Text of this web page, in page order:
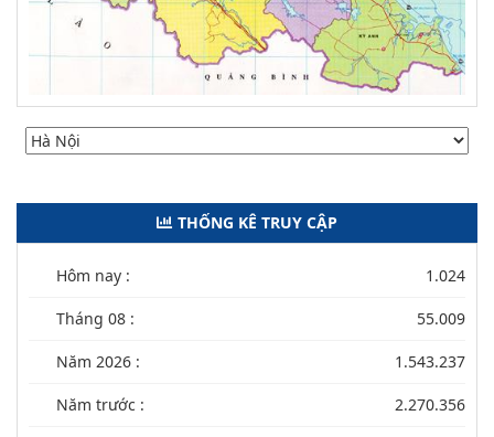
THỐNG KÊ TRUY CẬP
Hôm nay : 1.024
Tháng 08 : 55.009
Năm 2026 : 1.543.237
Năm trước : 2.270.356